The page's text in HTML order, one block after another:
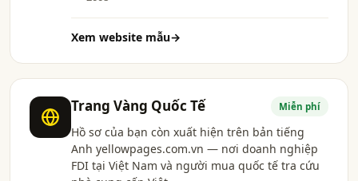
Xem website mẫu→
Trang Vàng Quốc Tế Miễn phí
Hồ sơ của bạn còn xuất hiện trên bản tiếng
Anh yellowpages.com.vn — nơi doanh nghiệp
FDI tại Việt Nam và người mua quốc tế tra cứu